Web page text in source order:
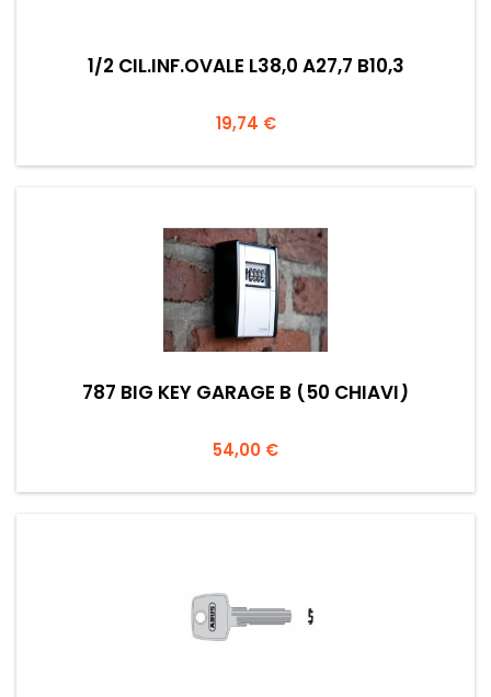
1/2 CIL.INF.OVALE L38,0 A27,7 B10,3
Prezzo
19,74 €
787 BIG KEY GARAGE B (50 CHIAVI)
Prezzo
54,00 €